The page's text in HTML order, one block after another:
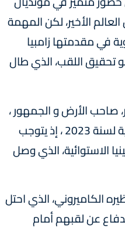
الأخير، لكن المهمة
في مقدمتها زامبيا
تحقيق اللقب، الذي طال
ديفوار، صاحب الأرض و الجمهور ،
ومنتخب نيجيريا بقيادة نجم نابولي الإيطالي، فيكتور أوسيمين، حامل الكرة الذهبية لسنة 2023 ، إذ يتوجب
الاستوائية، الذي وصل
الكاميروني، الذي احتل
عن لقبهم أمام